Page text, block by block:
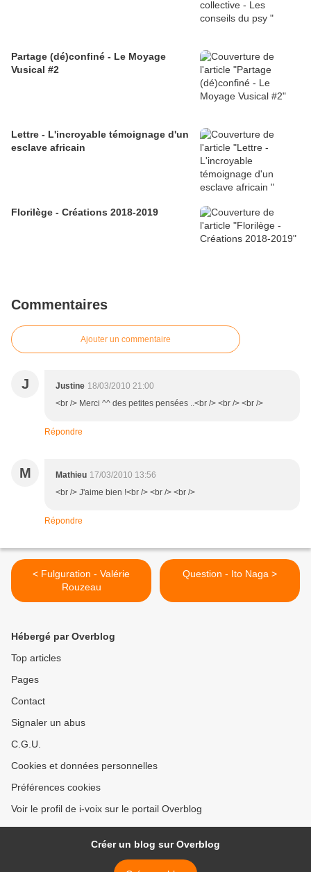
Partage (dé)confiné - Le Moyage
Vusical #2
Lettre - L'incroyable témoignage d'un
esclave africain
Florilège - Créations 2018-2019
Commentaires
Ajouter un commentaire
J Justine 18/03/2010 21:00
<br /> Merci ^^ des petites pensées ..<br /> <br /> <br />
Répondre
M Mathieu 17/03/2010 13:56
<br /> J'aime bien !<br /> <br /> <br />
Répondre
< Fulguration - Valérie
Rouzeau
Question - Ito Naga >
Hébergé par Overblog
Top articles
Pages
Contact
Signaler un abus
C.G.U.
Cookies et données personnelles
Préférences cookies
Voir le profil de i-voix sur le portail Overblog
Créer un blog sur Overblog